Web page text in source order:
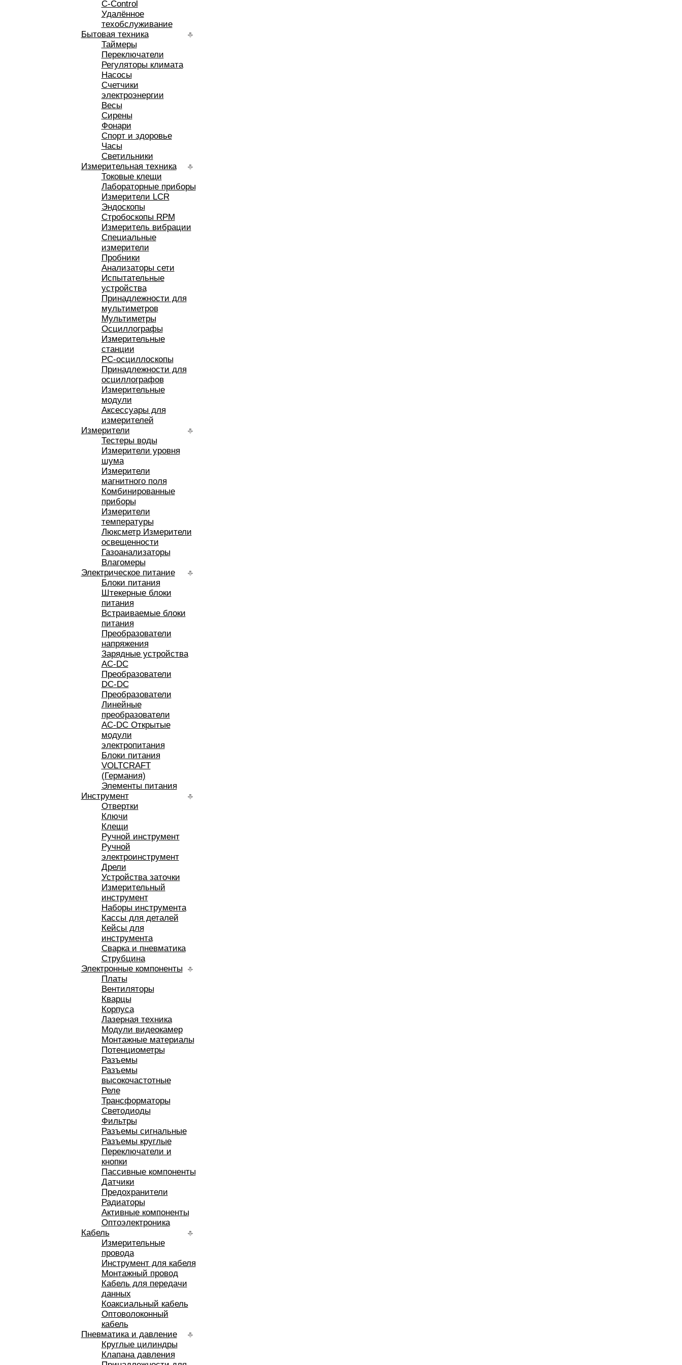
C-Control
Удалённое
техобслуживание
Бытовая техника
Таймеры
Переключатели
Регуляторы климата
Насосы
Счетчики
электроэнергии
Весы
Сирены
Фонари
Спорт и здоровье
Часы
Светильники
Измерительная техника
Токовые клещи
Лабораторные приборы
Измерители LCR
Эндоскопы
Стробоскопы RPM
Измеритель вибрации
Специальные
измерители
Пробники
Анализаторы сети
Испытательные
устройства
Принадлежности для
мультиметров
Мультиметры
Осциллографы
Измерительные
станции
РС-осциллоскопы
Принадлежности для
осциллографов
Измерительные
модули
Аксессуары для
измерителей
Измерители
Тестеры воды
Измерители уровня
шума
Измерители
магнитного поля
Комбинированные
приборы
Измерители
температуры
Люксметр Измерители
освещенности
Газоанализаторы
Влагомеры
Электрическое питание
Блоки питания
Штекерные блоки
питания
Встраиваемые блоки
питания
Преобразователи
напряжения
Зарядные устройства
AC-DC
Преобразователи
DC-DC
Преобразователи
Линейные
преобразователи
AC-DC Открытые
модули
электропитания
Блоки питания
VOLTCRAFT
(Германия)
Элементы питания
Инструмент
Отвертки
Ключи
Клещи
Ручной инструмент
Ручной
электроинструмент
Дрели
Устройства заточки
Измерительный
инструмент
Наборы инструмента
Кассы для деталей
Кейсы для
инструмента
Сварка и пневматика
Струбцина
Электронные компоненты
Платы
Вентиляторы
Кварцы
Корпуса
Лазерная техника
Модули видеокамер
Монтажные материалы
Потенциометры
Разъемы
Разъемы
высокочастотные
Реле
Трансформаторы
Светодиоды
Фильтры
Разъемы сигнальные
Разъемы круглые
Переключатели и
кнопки
Пассивные компоненты
Датчики
Предохранители
Радиаторы
Активные компоненты
Оптоэлектроника
Кабель
Измерительные
провода
Инструмент для кабеля
Монтажный провод
Кабель для передачи
данных
Коаксиальный кабель
Оптоволоконный
кабель
Пневматика и давление
Круглые цилиндры
Клапана давления